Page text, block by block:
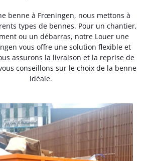
benne à Frœningen, nous mettons à
types de bennes. Pour un chantier,
ou un débarras, notre Louer une
vous offre une solution flexible et
assurons la livraison et la reprise de
conseillons sur le choix de la benne
idéale.